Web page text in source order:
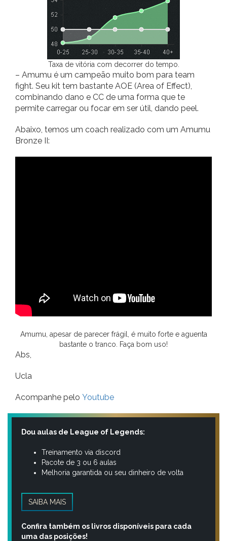
Taxa de vitória com decorrer do tempo.
– Amumu é um campeão muito bom para team
fight. Seu kit tem bastante AOE (Area of Effect),
combinando dano e CC de uma forma que te
permite carregar ou focar em ser útil, dando peel.
Abaixo, temos um coach realizado com um Amumu
Bronze II:
Amumu, apesar de parecer frágil, é muito forte e aguenta
bastante o tranco. Faça bom uso!
Abs,
Ucla
Acompanhe pelo Youtube
Dou aulas de League of Legends:
Treinamento via discord
Pacote de 3 ou 6 aulas
Melhoria garantida ou seu dinheiro de volta
SAIBA MAIS
Confira também os livros disponíveis para cada
uma das posições!